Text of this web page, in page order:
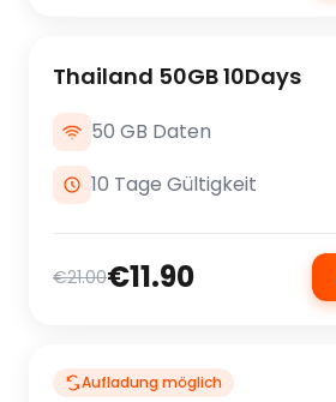
Thailand 50GB 10Days
50 GB Daten
10 Tage Gültigkeit
€21.00€11.90
Aufladung möglich